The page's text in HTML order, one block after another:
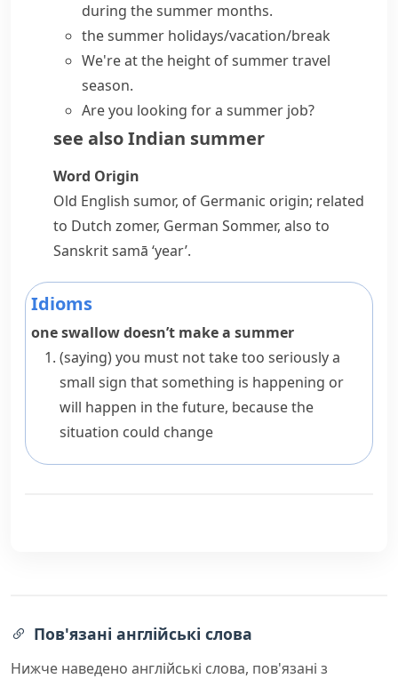
during thesummer months.
thesummer holidays/vacation/break
We're at the height ofsummertravel
season.
Are you looking for a summer job?
see alsoIndian summer
Word Origin
Old English sumor, of Germanic origin; related
to Dutch zomer, German Sommer, also to
Sanskritsamā ‘year’.
Idioms
one swallow doesn’t make a summer
(saying)you must not take too seriously a
small sign that something is happening or
will happen in the future, because the
situation could change
Пов'язані англійські слова
Нижче наведено англійські слова, пов'язані з